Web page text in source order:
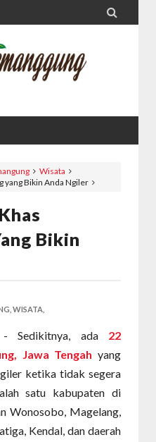

Wisata
yang Bikin Anda Ngiler
Bikin
WISATA,
- Sedikitnya, ada 22
Jawa Tengah yang
ketika tidak segera
satu kabupaten di
Wonosobo, Magelang,
Kendal, dan daerah